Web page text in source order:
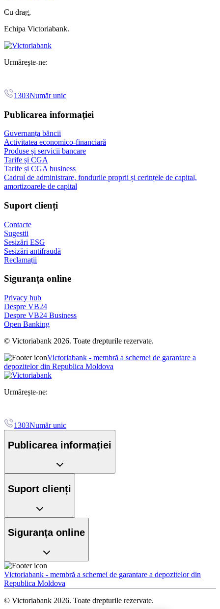
Cu drag,
Echipa Victoriabank.
Urmărește-ne:
1303Număr unic
Publicarea informației
Guvernanța băncii
Activitatea economico-financiară
Produse și servicii bancare
Tarife și CGA
Tarife și CGA business
Cadrul de administrare, fondurile proprii și cerințele de capital,
amortizoarele de capital
Suport clienți
Contacte
Sugestii
Sesizări ESG
Sesizări antifraudă
Reclamații
Siguranța online
Privacy hub
Despre VB24
Despre VB24 Business
Open Banking
© Victoriabank 2026. Toate drepturile rezervate.
Victoriabank - membră a schemei de garantare a
depozitelor din Republica Moldova
Urmărește-ne:
1303Număr unic
Publicarea informației
Suport clienți
Siguranța online
Victoriabank - membră a schemei de garantare a depozitelor din
Republica Moldova
© Victoriabank 2026. Toate drepturile rezervate.